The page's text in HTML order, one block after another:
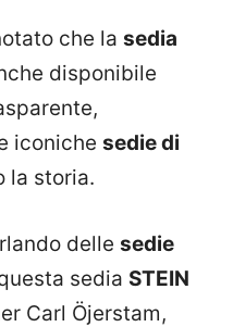
che la sedia
disponibile
iconiche sedie di
la storia.
delle sedie
sedia STEIN
Carl Öjerstam,